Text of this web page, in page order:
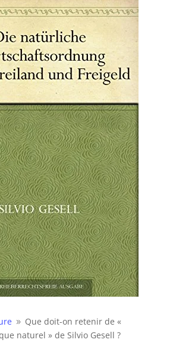
9 Que doit-on retenir de «
naturel » de Silvio Gesell ?